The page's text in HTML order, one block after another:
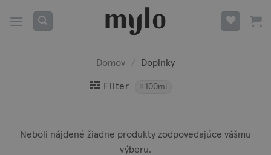
Domov / Doplnky
Filter 100ml
Neboli nájdené žiadne produkty zodpovedajúce vášmu
výberu.